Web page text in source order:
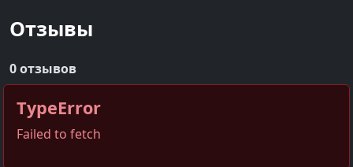
Отзывы
0 отзывов
TypeError
Failed to fetch